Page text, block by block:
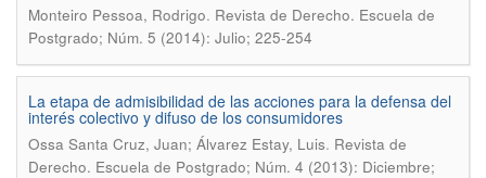
Monteiro Pessoa, Rodrigo. Revista de Derecho. Escuela de
Postgrado; Núm. 5 (2014): Julio; 225-254
La etapa de admisibilidad de las acciones para la defensa del
interés colectivo y difuso de los consumidores
Ossa Santa Cruz, Juan; Álvarez Estay, Luis. Revista de
Derecho. Escuela de Postgrado; Núm. 4 (2013): Diciembre;